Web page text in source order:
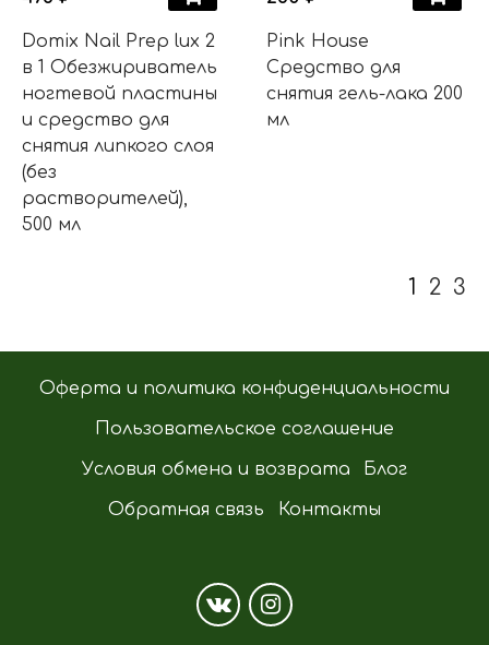
Domix Nail Prep lux 2
в 1 Обезжириватель
ногтевой пластины
и средство для
снятия липкого слоя
(без
растворителей),
500 мл
Pink House
Средство для
снятия гель-лака 200
мл
1 2 3
Оферта и политика конфиденциальности
Пользовательское соглашение
Условия обмена и возврата Блог
Обратная связь Контакты